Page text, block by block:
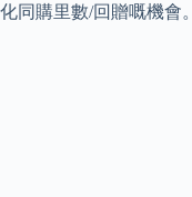
化同購里數/回贈嘅機會。